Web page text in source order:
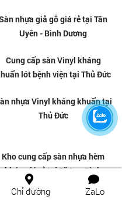
Quận 12
Thi công sàn nhựa hèm khóa
chuyên nghiệp tại Biên Hòa
Chỉ đường ZaLo